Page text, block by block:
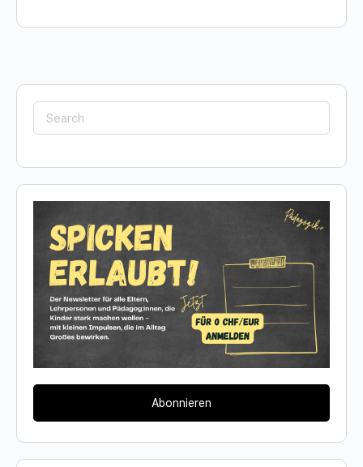
Search
for:
Abonnieren